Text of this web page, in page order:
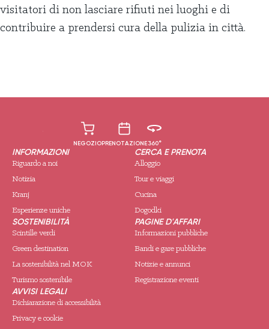
visitatori di non lasciare rifiuti nei luoghi e di
contribuire a prendersi cura della pulizia in città.
NEGOZIOPRENOTAZIONE360°
INFORMAZIONI
Riguardo a noi
Notizia
Kranj
Esperienze uniche
CERCA E PRENOTA
Alloggio
Tour e viaggi
Cucina
Dogodki
SOSTENIBILITÀ
Scintille verdi
Green destination
La sostenibilità nel MOK
Turismo sostenibile
PAGINE D'AFFARI
Informazioni pubbliche
Bandi e gare pubbliche
Notizie e annunci
Registrazione eventi
AVVISI LEGALI
Dichiarazione di accessibilità
Privacy e cookie